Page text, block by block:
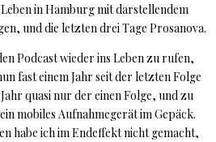
in Hamburg mit darstellendem
und die letzten drei Tage Prosanova.
Podcast wieder ins Leben zu rufen,
fast einem Jahr seit der letzten Folge
quasi nur der einen Folge, und zu
mobiles Aufnahmegerät im Gepäck.
habe ich im Endeffekt nicht gemacht,